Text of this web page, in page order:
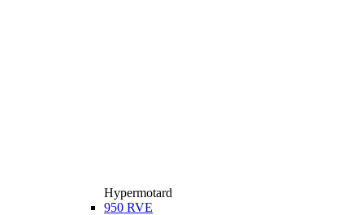
Hypermotard
950 RVE